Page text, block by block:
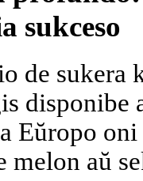
sukceso
de sukera
disponibe
Eŭropo
melon aŭ